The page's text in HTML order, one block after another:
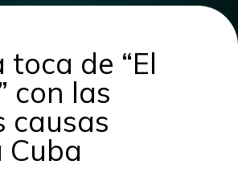
toca de “El
con las
causas